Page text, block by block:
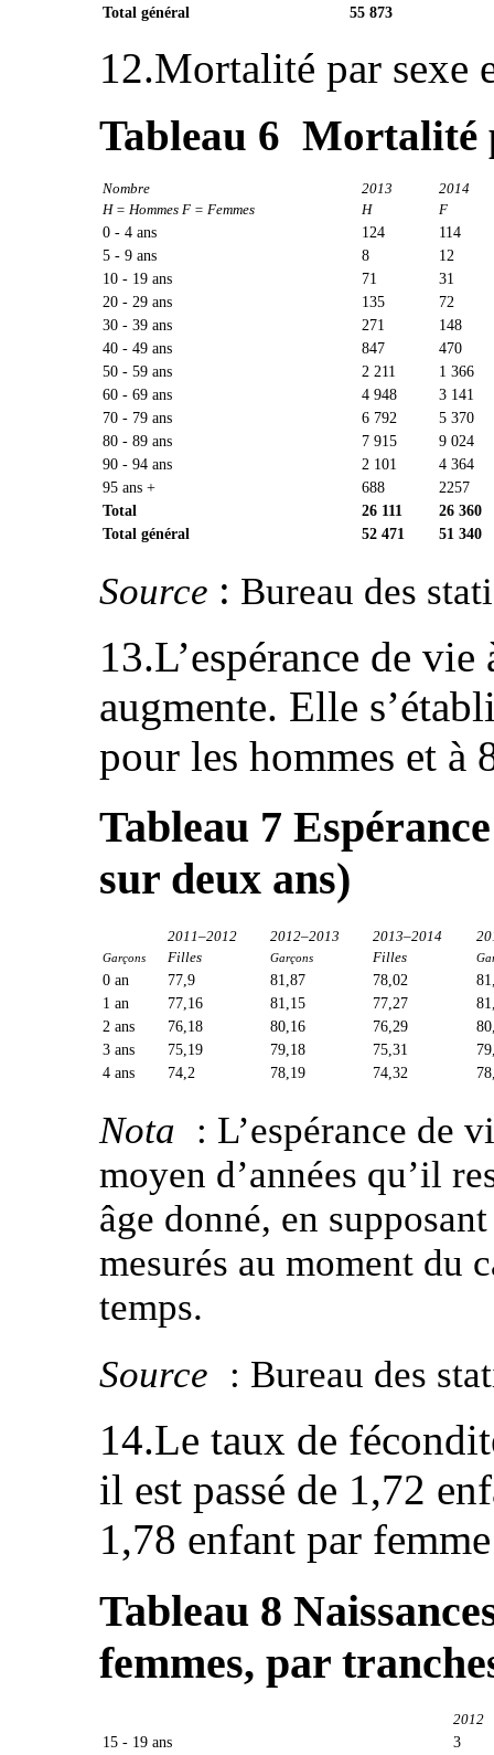
Total général
55 873
12.Mortalité par sexe
Tableau 6 Mortalité
Nombre 2013
2014
H = Hommes F = Femmes
H F
0 - 4 ans 124
114
5 - 9 ans
8
12
10 - 19 ans
71
31
20 - 29 ans
135
72
30 - 39 ans
271
148
40 - 49 ans
847
470
50 - 59 ans
2 211
1 366
60 - 69 ans
4 948
3 141
70 - 79 ans
6 792
5 370
80 - 89 ans
7 915
9 024
90 - 94 ans
2 101
4 364
95 ans +
688
2257
Total
26 111
26 360
Total général
52 471 51 340
Source : Bureau des
13.L’espérance de
augmente. Elle
pour les hommes et à
Tableau 7
sur deux ans)
2011–2012 2012–2013 2013–2014
Garçons Filles Garçons Filles
0 an 77,9 81,87 78,02
1 an
77,16 81,15 77,27
2 ans
76,18 80,16 76,29
3 ans
75,19 79,18 75,31
4 ans
74,2 78,19 74,32
Nota : L’espérance de
moyen d’années qu’il
âge donné, en
mesurés au moment du
temps.
Source : Bureau des
14.Le taux de
il est passé de 1,72
1,78 enfant par
Tableau 8
femmes, par
2012
15 - 19 ans
3